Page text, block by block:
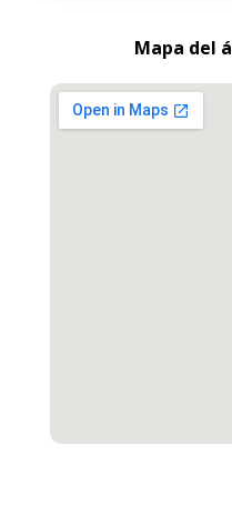
Mapa del